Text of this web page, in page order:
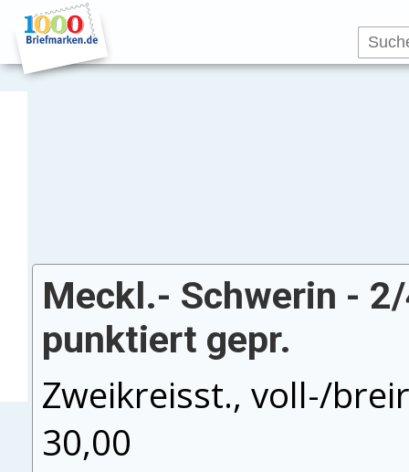
Meckl.- Schwerin -
punktiert gepr.
Zweikreisst., voll-/
30,00